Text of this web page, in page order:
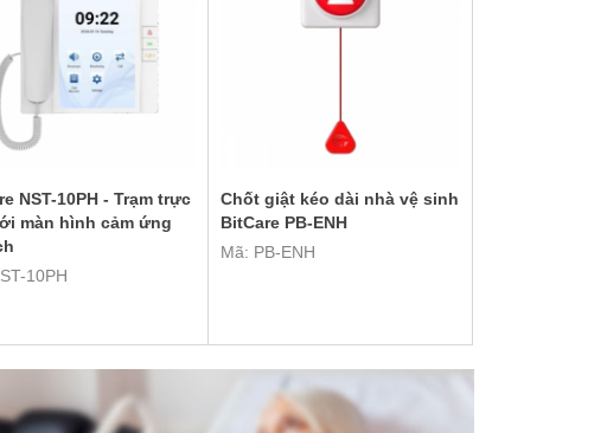
NST-10PH - Trạm trực
màn hình cảm ứng
10PH
Chốt giật kéo dài nhà vệ sinh
BitCare PB-ENH
Mã: PB-ENH